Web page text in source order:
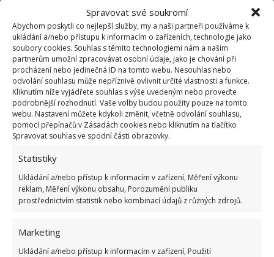
Spravovat své soukromí
Abychom poskytli co nejlepší služby, my a naši partneři používáme k
ukládání a/nebo přístupu k informacím o zařízeních, technologie jako
soubory cookies. Souhlas s těmito technologiemi nám a našim
partnerům umožní zpracovávat osobní údaje, jako je chování při
procházení nebo jedinečná ID na tomto webu. Nesouhlas nebo
odvolání souhlasu může nepříznivě ovlivnit určité vlastnosti a funkce.
Kliknutím níže vyjádřete souhlas s výše uvedeným nebo proveďte
podrobnější rozhodnutí. Vaše volby budou použity pouze na tomto
webu. Nastavení můžete kdykoli změnit, včetně odvolání souhlasu,
pomocí přepínačů v Zásadách cookies nebo kliknutím na tlačítko
Spravovat souhlas ve spodní části obrazovky.
Statistiky
Ukládání a/nebo přístup k informacím v zařízení, Měření výkonu
reklam, Měření výkonu obsahu, Porozumění publiku
prostřednictvím statistik nebo kombinací údajů z různých zdrojů.
Marketing
Ukládání a/nebo přístup k informacím v zařízení, Použití
sice skromnější, ale o to více dokáže vyniknout právě
její celkový rustikální styl, který dané místnosti jasně
dominuje. Dřevo a oprýskaná barva jsou kombinací,
která vypadá skvěle. Zajímavými prvky jsou třeba
drobné police ve formě výklenků ve stěnách.